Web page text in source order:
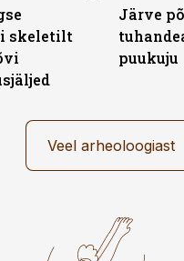
skeletilt
Järve
puukuju
Veel arheoloogiast